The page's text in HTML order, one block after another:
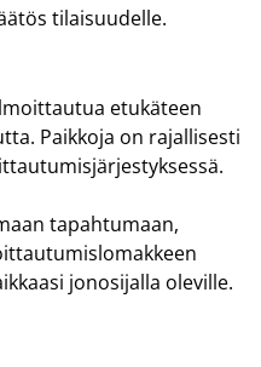
tilaisuudelle.
etukäteen
Paikkoja on rajallisesti
tapahtumaan,
jonosijalla oleville.